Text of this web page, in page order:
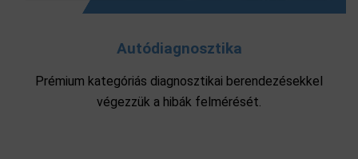
Autódiagnosztika
Prémium kategóriás diagnosztikai berendezésekkel
végezzük a hibák felmérését.